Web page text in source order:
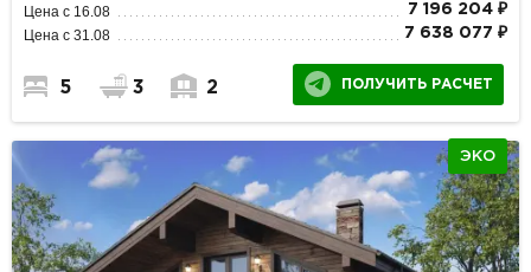
Цена с 16.08 7 196 204 ₽
Цена с 31.08 7 638 077 ₽
5 3 2 ПОЛУЧИТЬ РАСЧЕТ
ЭКО